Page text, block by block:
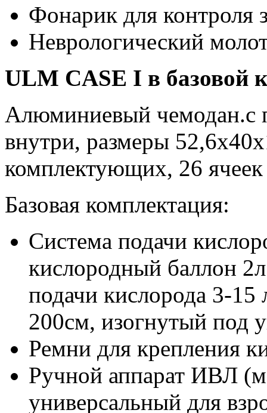
Фонарик для контроля
Неврологический
ULM CASE I в базовой
Алюминиевый чемодан.c
внутри, размеры
комплектующих, 26
Базовая комплектация:
Система подачи
кислородный баллон
подачи кислорода 3-
200см, изогнутый под
Ремни для крепления
Ручной аппарат ИВЛ
универсальный для